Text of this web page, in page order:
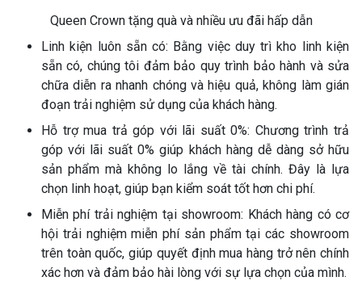
Queen Crown tặng quà và nhiều ưu đãi hấp dẫn
Linh kiện luôn sẵn có: Bằng việc duy trì kho linh kiện
sẵn có, chúng tôi đảm bảo quy trình bảo hành và sửa
chữa diễn ra nhanh chóng và hiệu quả, không làm gián
đoạn trải nghiệm sử dụng của khách hàng.
Hỗ trợ mua trả góp với lãi suất 0%: Chương trình trả
góp với lãi suất 0% giúp khách hàng dễ dàng sở hữu
sản phẩm mà không lo lắng về tài chính. Đây là lựa
chọn linh hoạt, giúp bạn kiểm soát tốt hơn chi phí.
Miễn phí trải nghiệm tại showroom: Khách hàng có cơ
hội trải nghiệm miễn phí sản phẩm tại các showroom
trên toàn quốc, giúp quyết định mua hàng trở nên chính
xác hơn và đảm bảo hài lòng với sự lựa chọn của mình.